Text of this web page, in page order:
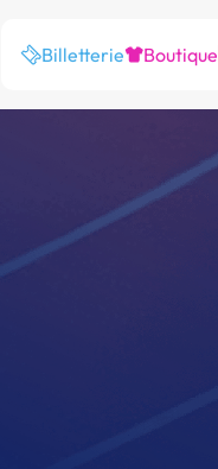
Billetterie Boutique